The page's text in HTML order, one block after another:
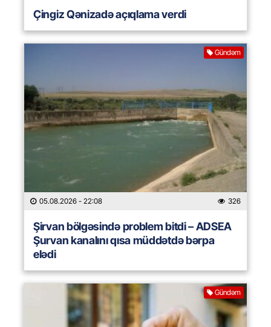
Çingiz Qənizadə açıqlama verdi
Gündəm
05.08.2026 - 22:08 326
Şirvan bölgəsində problem bitdi – ADSEA
Şurvan kanalını qısa müddətdə bərpa
elədi
Gündəm